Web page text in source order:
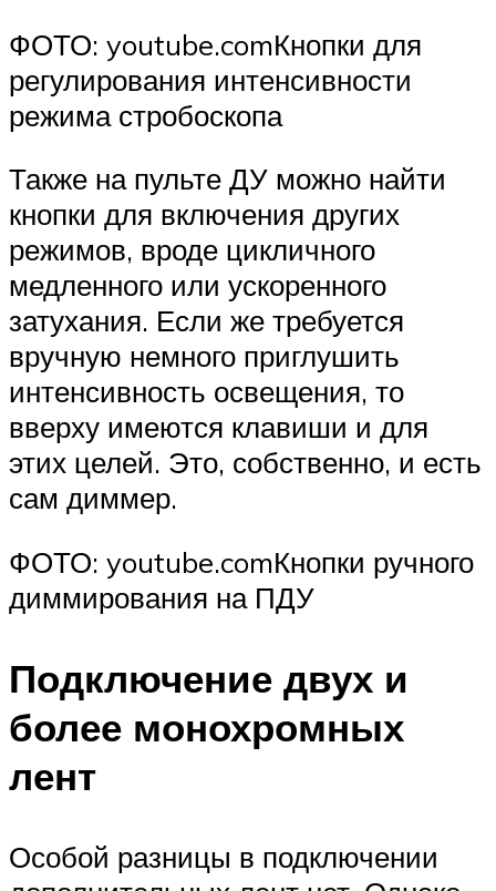
ФОТО: youtube.comКнопки для
регулирования интенсивности
режима стробоскопа
Также на пульте ДУ можно найти
кнопки для включения других
режимов, вроде цикличного
медленного или ускоренного
затухания. Если же требуется
вручную немного приглушить
интенсивность освещения, то
вверху имеются клавиши и для
этих целей. Это, собственно, и есть
сам диммер.
ФОТО: youtube.comКнопки ручного
диммирования на ПДУ
Подключение двух и
более монохромных
лент
Особой разницы в подключении